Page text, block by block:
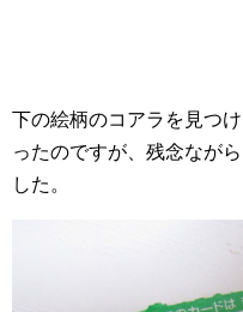
下の絵柄のコアラを見つ
ったのですが、残念なが
した。